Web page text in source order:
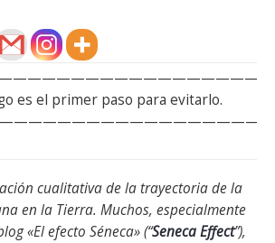
es el primer paso para evitarlo.
cualitativa de la trayectoria de la
en la Tierra. Muchos, especialmente
«El efecto Séneca» (“Seneca Effect”),